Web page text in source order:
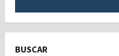
BUSCAR